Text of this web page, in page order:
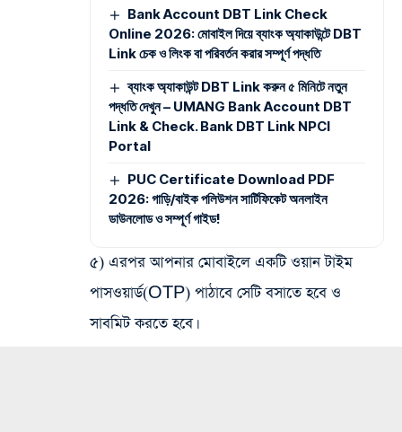
Bank Account DBT Link Check
Online 2026: মোবাইল দিয়ে ব্যাংক অ্যাকাউন্টে DBT
Link চেক ও লিংক বা পরিবর্তন করার সম্পূর্ণ পদ্ধতি
ব্যাংক অ্যাকাউন্ট DBT Link করুন ৫ মিনিটে নতুন
পদ্ধতি দেখুন – UMANG Bank Account DBT
Link & Check. Bank DBT Link NPCI
Portal
PUC Certificate Download PDF
2026: গাড়ি/বাইক পলিউশন সার্টিফিকেট অনলাইন
ডাউনলোড ও সম্পূর্ণ গাইড!
৫) এরপর আপনার মোবাইলে একটি ওয়ান টাইম
পাসওয়ার্ড(OTP) পাঠাবে সেটি বসাতে হবে ও
সাবমিট করতে হবে।